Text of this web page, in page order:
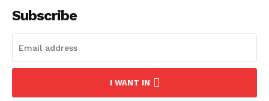
Subscribe
I WANT IN